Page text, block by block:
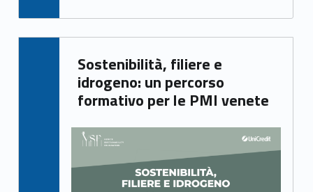
Sostenibilità, filiere e
idrogeno: un percorso
formativo per le PMI venete